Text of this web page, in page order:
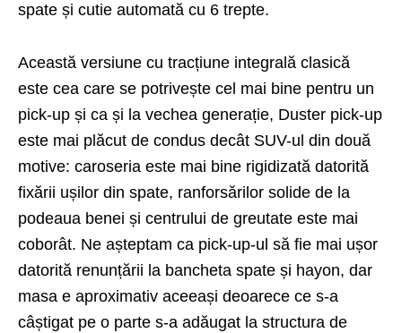
spate și cutie automată cu 6 trepte.
Această versiune cu tracțiune integrală clasică
este cea care se potrivește cel mai bine pentru un
pick-up și ca și la vechea generație, Duster pick-up
este mai plăcut de condus decât SUV-ul din două
motive: caroseria este mai bine rigidizată datorită
fixării ușilor din spate, ranforsărilor solide de la
podeaua benei și centrului de greutate este mai
coborât. Ne așteptam ca pick-up-ul să fie mai ușor
datorită renunțării la bancheta spate și hayon, dar
masa e aproximativ aceeași deoarece ce s-a
câștigat pe o parte s-a adăugat la structura de